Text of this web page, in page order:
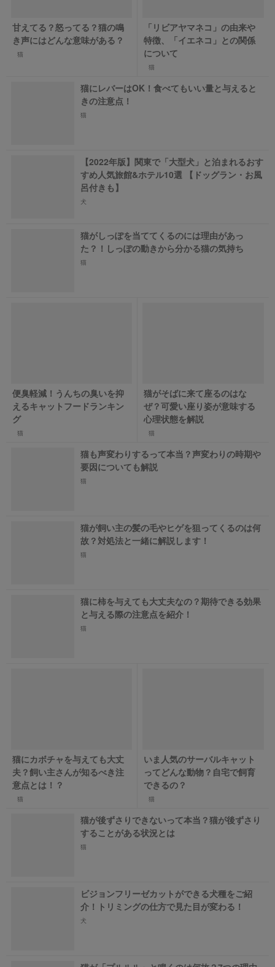
甘えてる？怒ってる？猫の鳴
き声にはどんな意味がある？
猫
「リビアヤマネコ」の由来や
特徴、「イエネコ」との関係
について
猫
猫にレバーはOK！食べてもいい量と与えると
きの注意点！
猫
【2022年版】関東で「大型犬」と泊まれるおす
すめ人気旅館&ホテル10選 【ドッグラン・お風
呂付きも】
犬
猫がしっぽを当ててくるのには理由があっ
た？！しっぽの動きから分かる猫の気持ち
猫
便臭軽減！うんちの臭いを抑
えるキャットフードランキン
グ
猫
猫がそばに来て座るのはな
ぜ？可愛い座り姿が意味する
心理状態を解説
猫
猫も声変わりするって本当？声変わりの時期や
要因についても解説
猫
猫が飼い主の髪の毛やヒゲを狙ってくるのは何
故？対処法と一緒に解説します！
猫
猫に柿を与えても大丈夫なの？期待できる効果
と与える際の注意点を紹介！
猫
猫にカボチャを与えても大丈
夫？飼い主さんが知るべき注
意点とは！？
猫
いま人気のサーバルキャット
ってどんな動物？自宅で飼育
できるの？
猫
猫が後ずさりできないって本当？猫が後ずさり
することがある状況とは
猫
ビジョンフリーゼカットができる犬種をご紹
介！トリミングの仕方で見た目が変わる！
犬